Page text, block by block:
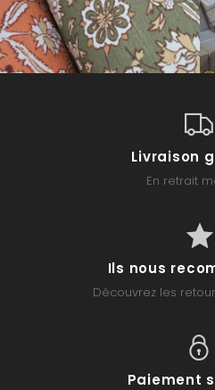
Livraison
En retrait
Ils nous
Découvrez les
Paiement